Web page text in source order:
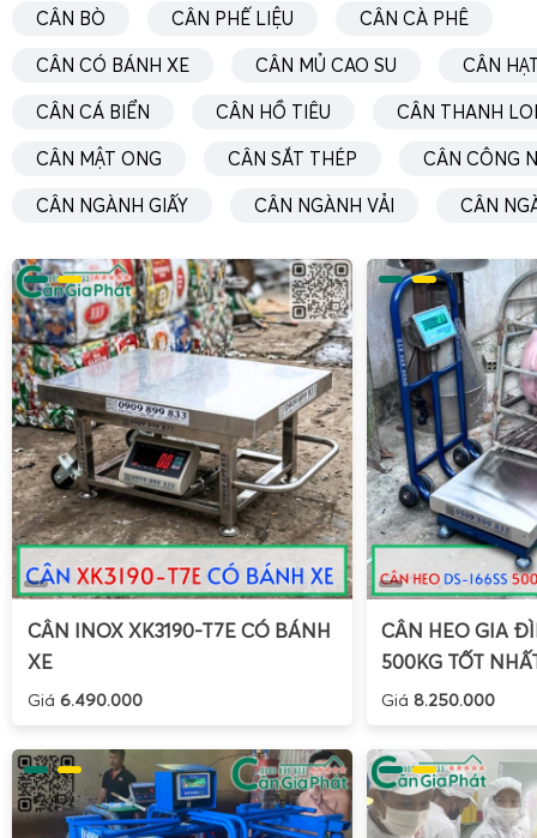
CÂN BÒ CÂN PHẾ LIỆU CÂN CÀ PHÊ
CÂN CÓ BÁNH XE CÂN MỦ CAO SU CÂN
CÂN CÁ BIỂN CÂN HỒ TIÊU CÂN THANH
CÂN MẬT ONG CÂN SẮT THÉP CÂN CÔNG
CÂN NGÀNH GIẤY CÂN NGÀNH VẢI CÂN
CÂN INOX XK3190-T7E CÓ BÁNH
XE
Giá 6.490.000
CÂN HEO GIA
500KG TỐT
Giá 8.250.000